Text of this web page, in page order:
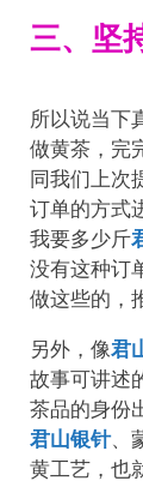
三、坚
所以说当下
做黄茶，完
同我们上次
订单的方式
我要多少斤
没有这种订
做这些的，
另外，像君
故事可讲述
茶品的身份
君山银针、
黄工艺，也